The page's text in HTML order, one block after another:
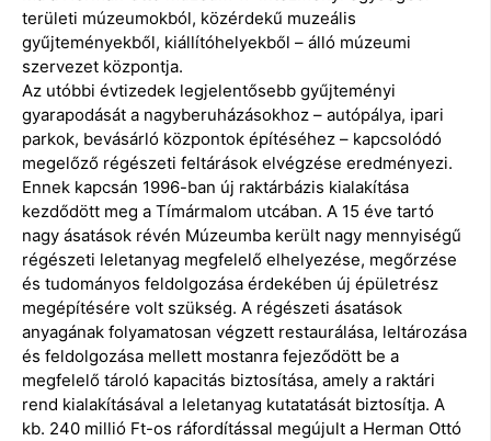
területi múzeumokból, közérdekű muzeális
gyűjteményekből, kiállítóhelyekből – álló múzeumi
szervezet központja.
Az utóbbi évtizedek legjelentősebb gyűjteményi
gyarapodását a nagyberuházásokhoz – autópálya, ipari
parkok, bevásárló központok építéséhez – kapcsolódó
megelőző régészeti feltárások elvégzése eredményezi.
Ennek kapcsán 1996-ban új raktárbázis kialakítása
kezdődött meg a Tímármalom utcában. A 15 éve tartó
nagy ásatások révén Múzeumba került nagy mennyiségű
régészeti leletanyag megfelelő elhelyezése, megőrzése
és tudományos feldolgozása érdekében új épületrész
megépítésére volt szükség. A régészeti ásatások
anyagának folyamatosan végzett restaurálása, leltározása
és feldolgozása mellett mostanra fejeződött be a
megfelelő tároló kapacitás biztosítása, amely a raktári
rend kialakításával a leletanyag kutatatását biztosítja. A
kb. 240 millió Ft-os ráfordítással megújult a Herman Ottó